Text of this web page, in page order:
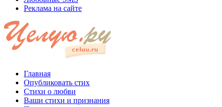
Реклама на сайте
Главная
Опубликовать стих
Стихи о любви
Ваши стихи и признания